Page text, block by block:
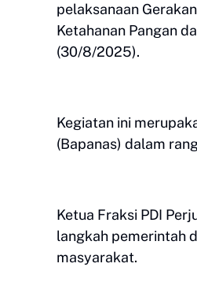
pelaksanaan
Ketahanan Pangan
(30/8/2025).
Kegiatan ini
(Bapanas) dalam
Ketua Fraksi PDI
langkah pemerintah
masyarakat.